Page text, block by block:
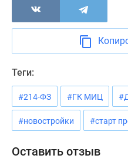
авторы
проекте
Реклама
сайте
Дзен
Машино-
Теги:
#214-ФЗ #ГК МИЦ
#новостройки #старт
Оставить отзыв